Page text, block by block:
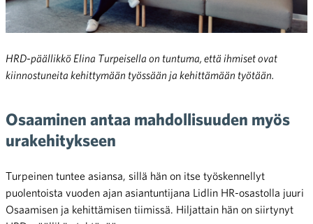
HRD-päällikkö Elina Turpeisella on tuntuma, että ihmiset ovat
kiinnostuneita kehittymään työssään ja kehittämään työtään.
Osaaminen antaa mahdollisuuden myös
urakehitykseen
Turpeinen tuntee asiansa, sillä hän on itse työskennellyt
puolentoista vuoden ajan asiantuntijana Lidlin HR-osastolla juuri
Osaamisen ja kehittämisen tiimissä. Hiljattain hän on siirtynyt